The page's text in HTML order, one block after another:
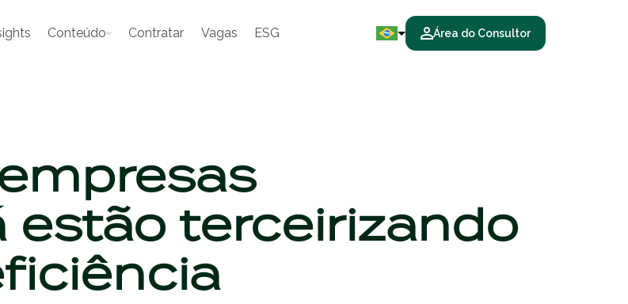
Conteúdo Contratar Vagas ESG Área do Consultor
estão terceirizando